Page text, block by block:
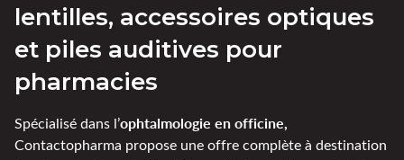
lentilles, accessoires optiques
et piles auditives pour
pharmacies
Spécialisé dans l’ophtalmologie en officine,
Contactopharma propose une offre complète à destination